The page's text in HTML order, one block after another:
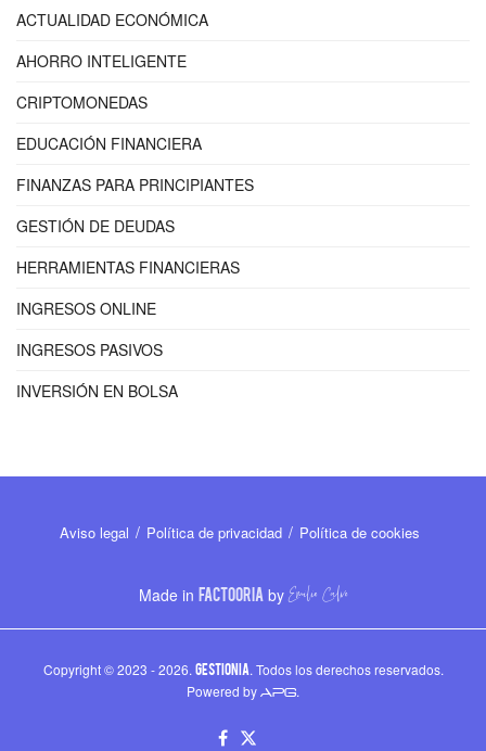
ACTUALIDAD ECONÓMICA
AHORRO INTELIGENTE
CRIPTOMONEDAS
EDUCACIÓN FINANCIERA
FINANZAS PARA PRINCIPIANTES
GESTIÓN DE DEUDAS
HERRAMIENTAS FINANCIERAS
INGRESOS ONLINE
INGRESOS PASIVOS
INVERSIÓN EN BOLSA
Aviso legal Política de privacidad Política de cookies
Made in FACTOORIA by
Copyright © 2023 - 2026. GESTIONIA. Todos los derechos reservados.
Powered by APG.